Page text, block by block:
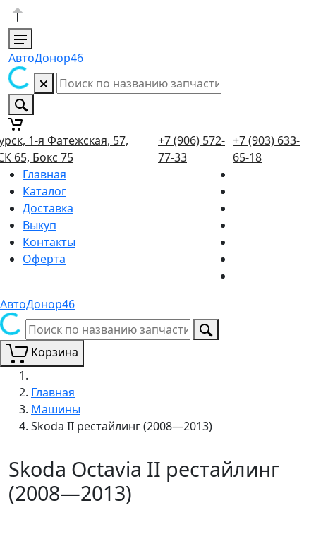
АвтоДонор46
1-я Фатежская, 57,
65, Бокс 75
+7 (906) 572-
77-33
+7 (903) 633-
65-18
Главная
Каталог
Доставка
Выкуп
Контакты
Оферта
АвтоДонор46
Корзина
Главная
Машины
Skoda II рестайлинг (2008—2013)
Skoda Octavia II рестайлинг
(2008—2013)